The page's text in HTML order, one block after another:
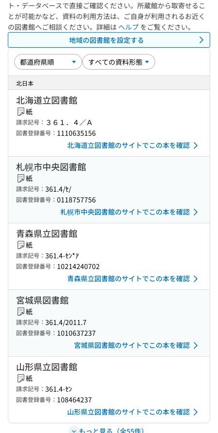
ト・データベースで直接ご確認ください。所蔵館から取寄せるこ
とが可能かなど、資料の利用方法は、ご自身が利用されるお近く
の図書館へご相談ください。詳細は ヘルプ をご覧ください。
地域の図書館を設定する
北日本
北海道立図書館
紙
請求記号： ３６１．４／Ａ
図書登録番号： 1110635156
北海道立図書館のサイトでこの本を確認
札幌市中央図書館
紙
請求記号： 361.4/ｾ/
図書登録番号： 0118757756
札幌市中央図書館のサイトでこの本を確認
青森県立図書館
紙
請求記号： 361.4-ｾﾝ*ｱ
図書登録番号： 10214240702
青森県立図書館のサイトでこの本を確認
宮城県図書館
紙
請求記号： 361.4/2011.7
図書登録番号： 1010637237
宮城県図書館のサイトでこの本を確認
山形県立図書館
紙
請求記号： 361.4-ｾﾝ
図書登録番号： 108464237
山形県立図書館のサイトでこの本を確認
もっと見る（全55件）